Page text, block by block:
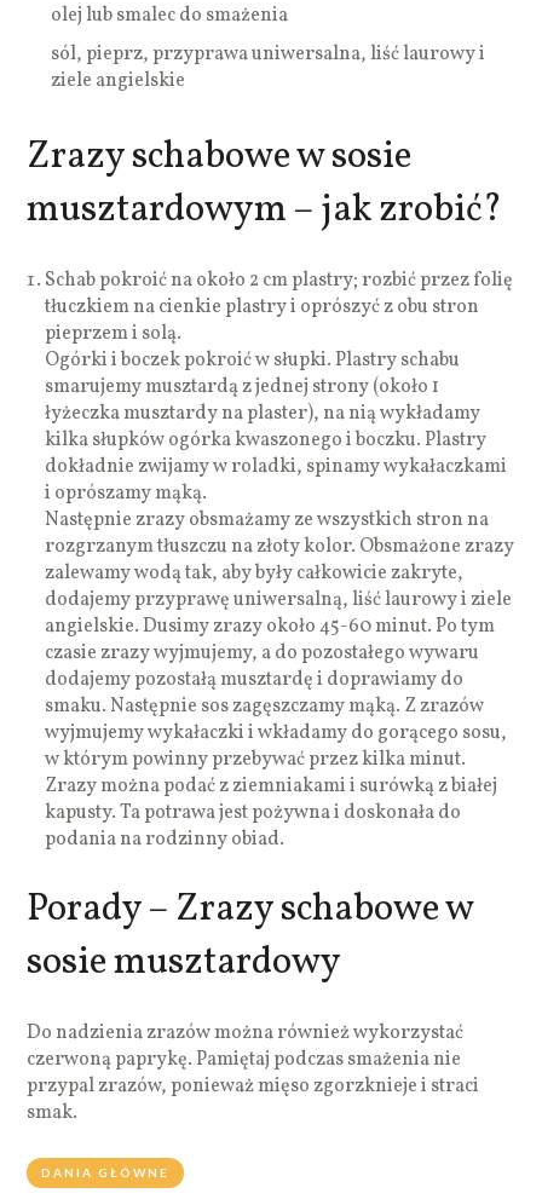
olej lub smalec do smażenia
sól, pieprz, przyprawa uniwersalna, liść laurowy i
ziele angielskie
Zrazy schabowe w sosie
musztardowym – jak zrobić?
Schab pokroić na około 2 cm plastry; rozbić przez folię
tłuczkiem na cienkie plastry i oprószyć z obu stron
pieprzem i solą.
Ogórki i boczek pokroić w słupki. Plastry schabu
smarujemy musztardą z jednej strony (około 1
łyżeczka musztardy na plaster), na nią wykładamy
kilka słupków ogórka kwaszonego i boczku. Plastry
dokładnie zwijamy w roladki, spinamy wykałaczkami
i oprószamy mąką.
Następnie zrazy obsmażamy ze wszystkich stron na
rozgrzanym tłuszczu na złoty kolor. Obsmażone zrazy
zalewamy wodą tak, aby były całkowicie zakryte,
dodajemy przyprawę uniwersalną, liść laurowy i ziele
angielskie. Dusimy zrazy około 45-60 minut. Po tym
czasie zrazy wyjmujemy, a do pozostałego wywaru
dodajemy pozostałą musztardę i doprawiamy do
smaku. Następnie sos zagęszczamy mąką. Z zrazów
wyjmujemy wykałaczki i wkładamy do gorącego sosu,
w którym powinny przebywać przez kilka minut.
Zrazy można podać z ziemniakami i surówką z białej
kapusty. Ta potrawa jest pożywna i doskonała do
podania na rodzinny obiad.
Porady – Zrazy schabowe w
sosie musztardowy
Do nadzienia zrazów można również wykorzystać
czerwoną paprykę. Pamiętaj podczas smażenia nie
przypal zrazów, ponieważ mięso zgorzknieje i straci
smak.
DANIA GŁÓWNE